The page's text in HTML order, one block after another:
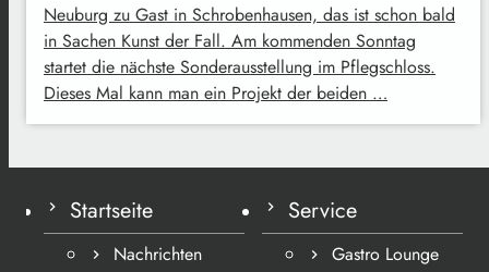
Neuburg zu Gast in Schrobenhausen, das ist schon bald
in Sachen Kunst der Fall. Am kommenden Sonntag
startet die nächste Sonderausstellung im Pflegschloss.
Dieses Mal kann man ein Projekt der beiden …
Startseite
Nachrichten
Service
Gastro Lounge